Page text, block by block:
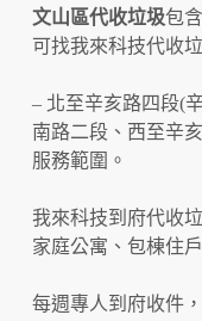
文山區代收垃圾包
可找我來科技代收
– 北至辛亥路四段(
南路二段、西至辛
服務範圍。
我來科技到府代收
家庭公寓、包棟住
每週專人到府收件